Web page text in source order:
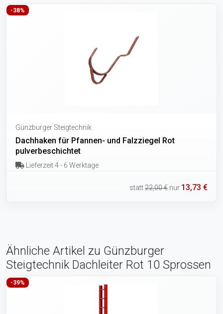
-38%
Günzburger Steigtechnik
Dachhaken für Pfannen- und Falzziegel Rot
pulverbeschichtet
Lieferzeit 4 - 6 Werktage
statt22,00 € nur 13,73 €
Ähnliche Artikel zu Günzburger
Steigtechnik Dachleiter Rot 10 Sprossen
-39%